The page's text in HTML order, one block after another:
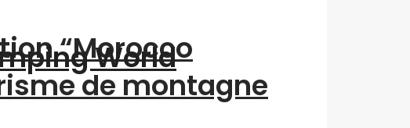
“Morocco
de montagne
World